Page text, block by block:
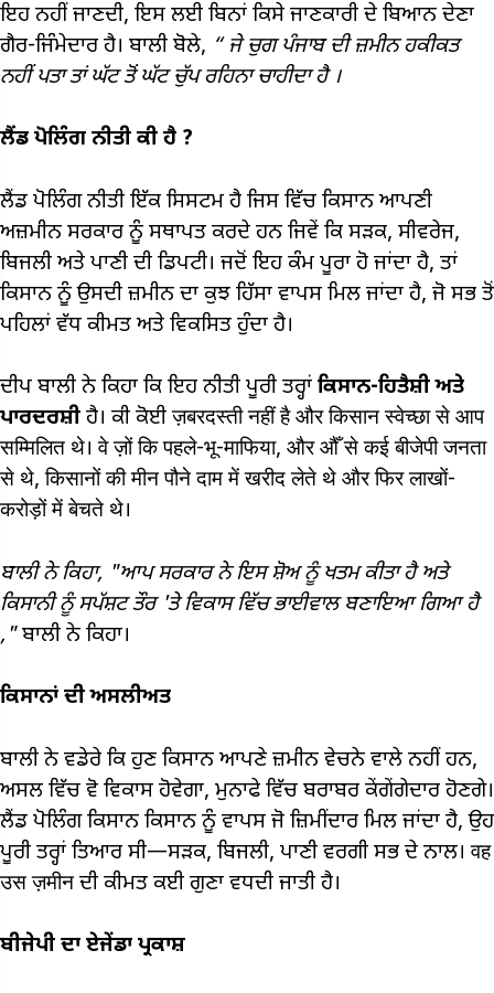
ਇਹ ਨਹੀਂ ਜਾਣਦੀ, ਇਸ ਲਈ ਬਿਨਾਂ ਕਿਸੇ ਜਾਣਕਾਰੀ ਦੇ ਬਿਆਨ ਦੇਣਾ
ਗੈਰ-ਜਿੰਮੇਦਾਰ ਹੈ। ਬਾਲੀ ਬੋਲੇ, “ ਜੇ ਚੁਗ ਪੰਜਾਬ ਦੀ ਜ਼ਮੀਨ ਹਕੀਕਤ
ਨਹੀਂ ਪਤਾ ਤਾਂ ਘੱਟ ਤੋਂ ਘੱਟ ਚੁੱਪ ਰਹਿਨਾ ਚਾਹੀਦਾ ਹੈ ।
ਲੈਂਡ ਪੋਲਿੰਗ ਨੀਤੀ ਕੀ ਹੈ ?
ਲੈਂਡ ਪੋਲਿੰਗ ਨੀਤੀ ਇੱਕ ਸਿਸਟਮ ਹੈ ਜਿਸ ਵਿੱਚ ਕਿਸਾਨ ਆਪਣੀ
ਅਜ਼ਮੀਨ ਸਰਕਾਰ ਨੂੰ ਸਥਾਪਤ ਕਰਦੇ ਹਨ ਜਿਵੇਂ ਕਿ ਸੜਕ, ਸੀਵਰੇਜ,
ਬਿਜਲੀ ਅਤੇ ਪਾਣੀ ਦੀ ਡਿਪਟੀ। ਜਦੋਂ ਇਹ ਕੰਮ ਪੂਰਾ ਹੋ ਜਾਂਦਾ ਹੈ, ਤਾਂ
ਕਿਸਾਨ ਨੂੰ ਉਸਦੀ ਜ਼ਮੀਨ ਦਾ ਕੁਝ ਹਿੱਸਾ ਵਾਪਸ ਮਿਲ ਜਾਂਦਾ ਹੈ, ਜੋ ਸਭ ਤੋਂ
ਪਹਿਲਾਂ ਵੱਧ ਕੀਮਤ ਅਤੇ ਵਿਕਸਿਤ ਹੁੰਦਾ ਹੈ।
ਦੀਪ ਬਾਲੀ ਨੇ ਕਿਹਾ ਕਿ ਇਹ ਨੀਤੀ ਪੂਰੀ ਤਰ੍ਹਾਂ ਕਿਸਾਨ-ਹਿਤੈਸ਼ੀ ਅਤੇ
ਪਾਰਦਰਸ਼ੀ ਹੈ। ਕੀ ਕੋਈ ज़बरदस्ती नहीं है और किसान स्वेच्छा से आप
सम्मिलित थे। वे ज़ों कि पहले-भू-माफिया, और औँ से कई बीजेपी जनता
से थे, किसानों की मीन पौने दाम में खरीद लेते थे और फिर लाखों-
करोड़ों में बेचते थे।
ਬਾਲੀ ਨੇ ਕਿਹਾ, "ਆਪਸਰਕਾਰ ਨੇ ਇਸ ਸ਼ੋਅ ਨੂੰ ਖਤਮ ਕੀਤਾ ਹੈ ਅਤੇ
ਕਿਸਾਨੀ ਨੂੰ ਸਪੱਸ਼ਟ ਤੌਰ 'ਤੇ ਵਿਕਾਸ ਵਿੱਚ ਭਾਈਵਾਲ ਬਣਾਇਆ ਗਿਆ ਹੈ
,"ਬਾਲੀ ਨੇ ਕਿਹਾ।
ਕਿਸਾਨਾਂ ਦੀ ਅਸਲੀਅਤ
ਬਾਲੀ ਨੇ ਵਡੇਰੇ ਕਿ ਹੁਣ ਕਿਸਾਨ ਆਪਣੇ ਜ਼ਮੀਨ ਵੇਚਨੇ ਵਾਲੇ ਨਹੀਂ ਹਨ,
ਅਸਲ ਵਿੱਚ ਵੋ ਵਿਕਾਸ ਹੋਵੇਗਾ, ਮੁਨਾਫੇ ਵਿੱਚ ਬਰਾਬਰ ਕੇਂਗੇਂਗੇਦਾਰ ਹੋਣਗੇ।
ਲੈਂਡ ਪੋਲਿੰਗ ਕਿਸਾਨ ਕਿਸਾਨ ਨੂੰ ਵਾਪਸ ਜੋ ਜ਼ਿਮੀਂਦਾਰ ਮਿਲ ਜਾਂਦਾ ਹੈ, ਉਹ
ਪੂਰੀ ਤਰ੍ਹਾਂ ਤਿਆਰ ਸੀ—ਸੜਕ, ਬਿਜਲੀ, ਪਾਣੀ ਵਰਗੀ ਸਭ ਦੇ ਨਾਲ। वह
उस ज़मीन ਦੀ ਕੀਮਤ ਕਈ ਗੁਣਾ ਵਧਦੀ ਜਾਤੀ ਹੈ।
ਬੀਜੇਪੀ ਦਾ ਏਜੇਂਡਾ ਪ੍ਰਕਾਸ਼